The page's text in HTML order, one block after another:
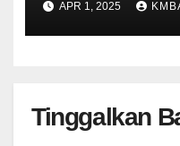
APR 1, 2025
Tinggalkan